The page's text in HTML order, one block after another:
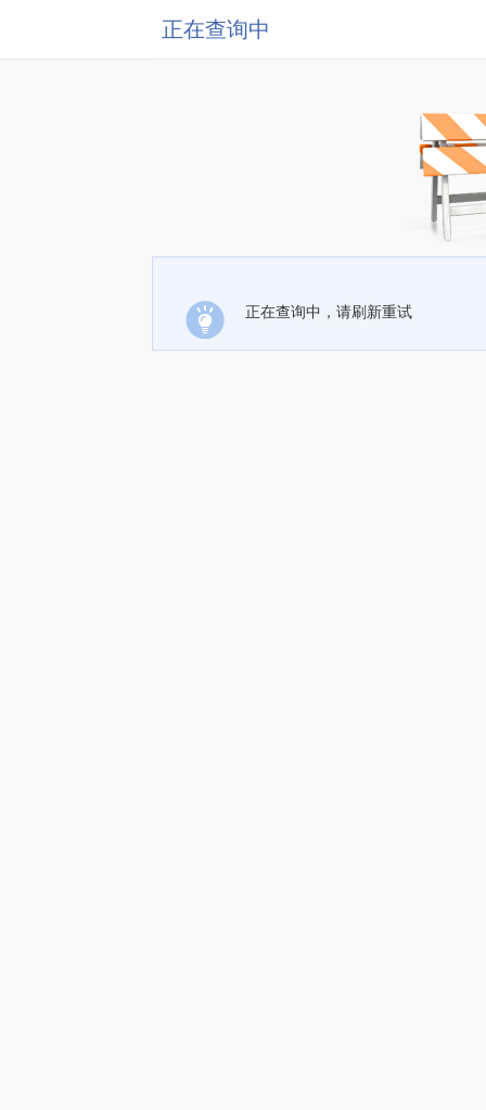
正在查询中
正在查询中，请刷新重试